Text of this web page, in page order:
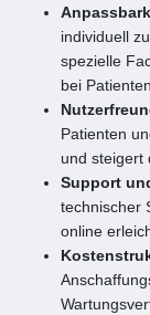
individuell
spezielle
bei Patienten.
Patienten
und steigert
Support
technischer
online